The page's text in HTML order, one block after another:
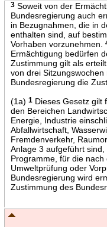
3Soweit von der
Bundesregierung auch
in Bezugnahmen, die in
enthalten sind, auf
Vorhaben vorzunehmen.
Ermächtigung bedürfen
Zustimmung gilt als
von drei
Bundesregierung die
(1a) 1Dieses Gesetz gilt
den Bereichen
Energie, Industrie
Abfallwirtschaft,
Fremdenverkehr,
Anlage 3 aufgeführt
Programme, für die
Umweltprüfung oder
Bundesregierung wird
Zustimmung des